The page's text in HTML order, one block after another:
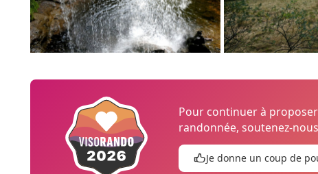
Pour continuer à
randonnée, soutenez-
Je donne un coup de